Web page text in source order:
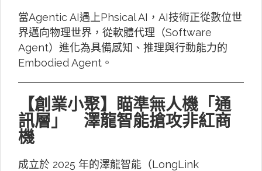
當Agentic AI遇上Phsical AI，AI技術正從數位世
界邁向物理世界，從軟體代理（Software
Agent）進化為具備感知、推理與行動能力的
Embodied Agent。
【創業小聚】瞄準無人機「通
訊層」 澤龍智能搶攻非紅商
機
成立於 2025 年的澤龍智能（LongLink